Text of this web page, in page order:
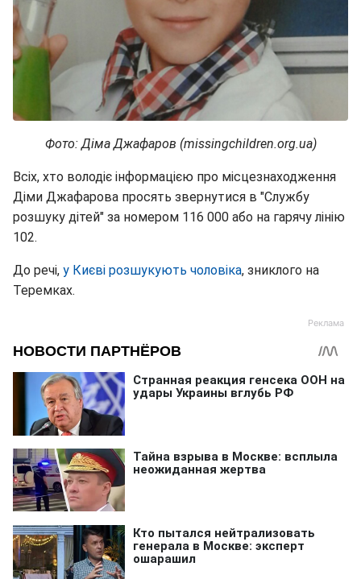
Фото: Діма Джафаров (missingchildren.org.ua)
Всіх, хто володіє інформацією про місцезнаходження
Діми Джафарова просять звернутися в "Службу
розшуку дітей" за номером 116 000 або на гарячу лінію
102.
До речі, у Києві розшукують чоловіка, зниклого на
Теремках.